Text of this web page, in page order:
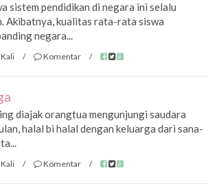
sistem pendidikan di negara ini selalu
Akibatnya, kualitas rata-rata siswa
negara...
/ Komentar /
diajak orangtua mengunjungi saudara
halal bi halal dengan keluarga dari sana-
/ Komentar /